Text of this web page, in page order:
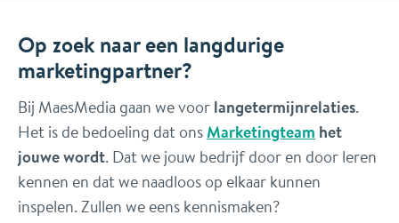
Op zoek naar een langdurige
marketingpartner?
Bij MaesMedia gaan we voorlangetermijnrelaties.
Het is de bedoeling dat onsMarketingteam het
jouwe wordt. Dat we jouw bedrijf door en door leren
kennen en dat we naadloos op elkaar kunnen
inspelen. Zullen we eens kennismaken?